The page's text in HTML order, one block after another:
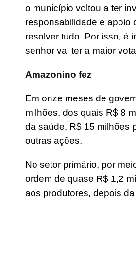
o município voltou a ter
responsabilidade e apoio
resolver tudo. Por isso, é
senhor vai ter a maior
Amazonino fez
Em onze meses de
milhões, dos quais R$ 8
da saúde, R$ 15 milhões
outras ações.
No setor primário, por
ordem de quase R$ 1,2
aos produtores, depois